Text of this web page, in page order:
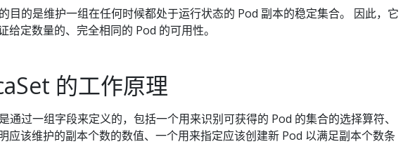
目的是维护一组在任何时候都处于运行状态的 Pod 副本的稳定集合。 因此，它
给定数量的、完全相同的 Pod 的可用性。
的工作原理
通过一组字段来定义的，包括一个用来识别可获得的 Pod 的集合的选择算符、
应该维护的副本个数的数值、一个用来指定应该创建新 Pod 以满足副本个数条